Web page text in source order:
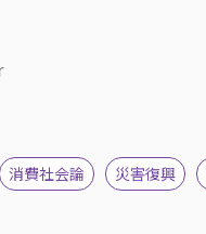
消費社会論 災害復興